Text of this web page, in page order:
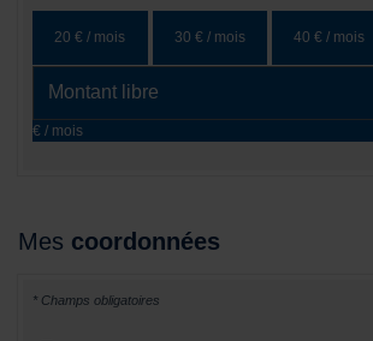
20 € / mois 30 € / mois 40 € / mois
€ / mois
Mes coordonnées
* Champs obligatoires